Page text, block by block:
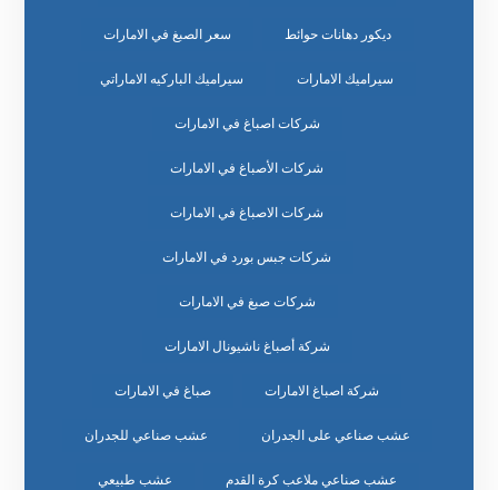
ديكور دهانات حوائط سعر الصبغ في الامارات
سيراميك الامارات سيراميك الباركيه الاماراتي
شركات اصباغ في الامارات
شركات الأصباغ في الامارات
شركات الاصباغ في الامارات
شركات جبس بورد في الامارات
شركات صبغ في الامارات
شركة أصباغ ناشيونال الامارات
شركة اصباغ الامارات صباغ في الامارات
عشب صناعي على الجدران عشب صناعي للجدران
عشب صناعي ملاعب كرة القدم عشب طبيعي